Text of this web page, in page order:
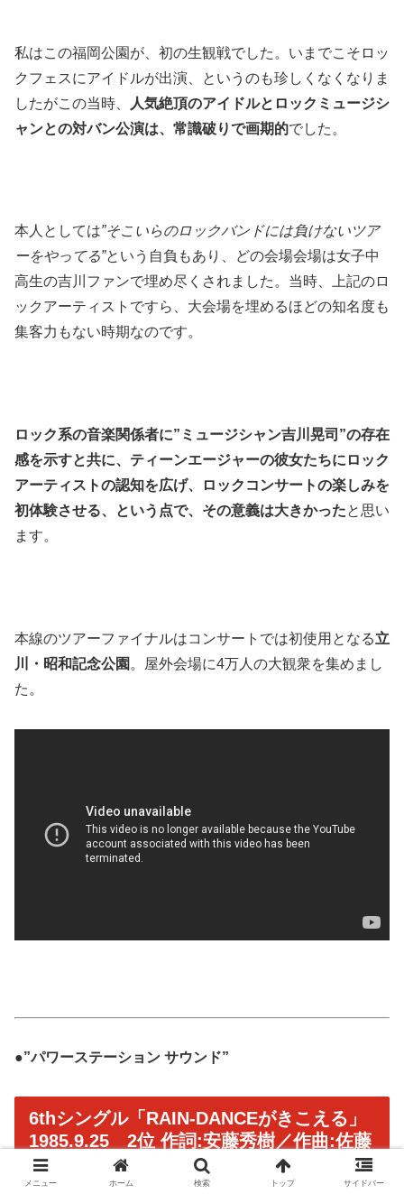
私はこの福岡公園が、初の生観戦でした。いまでこそロッ
クフェスにアイドルが出演、というのも珍しくなくなりま
したがこの当時、
人気絶頂のアイドルとロックミュージシ
ャンとの対バン公演は、常識破りで画期的でした。
本人としては”そこいらのロックバンドには負けないツア
ーをやってる”という自負もあり、どの会場会場は女子中
高生の吉川ファンで埋め尽くされました。当時、上記のロ
ックアーティストですら、大会場を埋めるほどの知名度も
集客力もない時期なのです。
ロック系の音楽関係者に”ミュージシャン吉川晃司”の存在
感を示すと共に、ティーンエージャーの彼女たちにロック
アーティストの認知を広げ、ロックコンサートの楽しみを
初体験させる、という点で、その意義は大きかったと思い
ます。
本線のツアーファイナルはコンサートでは初使用となる立
川・昭和記念公園 。屋外会場に4万人の大観衆を集めまし
た。
●”パワーステーション サウンド”
6thシングル「RAIN-DANCEがきこえる」
1985.9.25 2位 作詞:安藤秀樹／作曲:佐藤
健／編曲:後藤次利
メニュー ホーム 検索 トップ サイドバー